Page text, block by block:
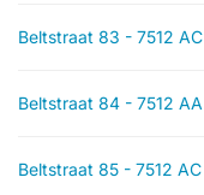
Beltstraat 83 - 7512 AC
Beltstraat 84 - 7512 AA
Beltstraat 85 - 7512 AC